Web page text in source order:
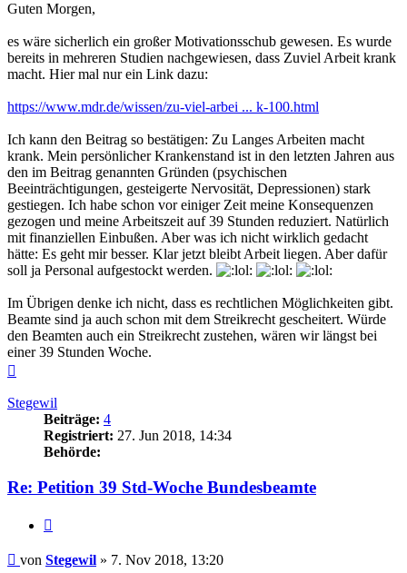
Guten Morgen,
es wäre sicherlich ein großer Motivationsschub gewesen. Es wurde
bereits in mehreren Studien nachgewiesen, dass Zuviel Arbeit krank
macht. Hier mal nur ein Link dazu:
https://www.mdr.de/wissen/zu-viel-arbei ... k-100.html
Ich kann den Beitrag so bestätigen: Zu Langes Arbeiten macht
krank. Mein persönlicher Krankenstand ist in den letzten Jahren aus
den im Beitrag genannten Gründen (psychischen
Beeinträchtigungen, gesteigerte Nervosität, Depressionen) stark
gestiegen. Ich habe schon vor einiger Zeit meine Konsequenzen
gezogen und meine Arbeitszeit auf 39 Stunden reduziert. Natürlich
mit finanziellen Einbußen. Aber was ich nicht wirklich gedacht
hätte: Es geht mir besser. Klar jetzt bleibt Arbeit liegen. Aber dafür
soll ja Personal aufgestockt werden.
Im Übrigen denke ich nicht, dass es rechtlichen Möglichkeiten gibt.
Beamte sind ja auch schon mit dem Streikrecht gescheitert. Würde
den Beamten auch ein Streikrecht zustehen, wären wir längst bei
einer 39 Stunden Woche.
Stegewil
Beiträge: 4
Registriert: 27. Jun 2018, 14:34
Behörde:
Re: Petition 39 Std-Woche Bundesbeamte
Beitrag
von Stegewil » 7. Nov 2018, 13:20